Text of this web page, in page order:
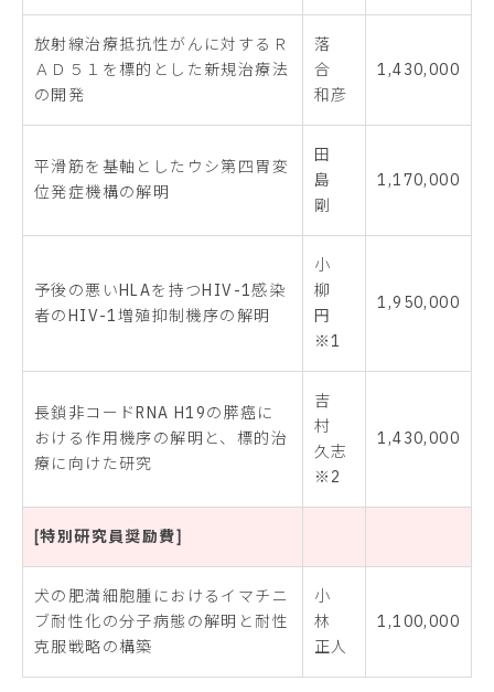
放射線治療抵抗性がんに対するＲ
ＡＤ５１を標的とした新規治療法
の開発
落
合
和彦
1,430,000
平滑筋を基軸としたウシ第四胃変
位発症機構の解明
田
島
剛
1,170,000
予後の悪いHLAを持つHIV-1感染
者のHIV-1増殖抑制機序の解明
小
柳
円
※1
1,950,000
長鎖非コードRNA H19の膵癌に
おける作用機序の解明と、標的治
療に向けた研究
吉
村
久志
※2
1,430,000
[特別研究員奨励費]
犬の肥満細胞腫におけるイマチニ
ブ耐性化の分子病態の解明と耐性
克服戦略の構築
小
林
正人
1,100,000